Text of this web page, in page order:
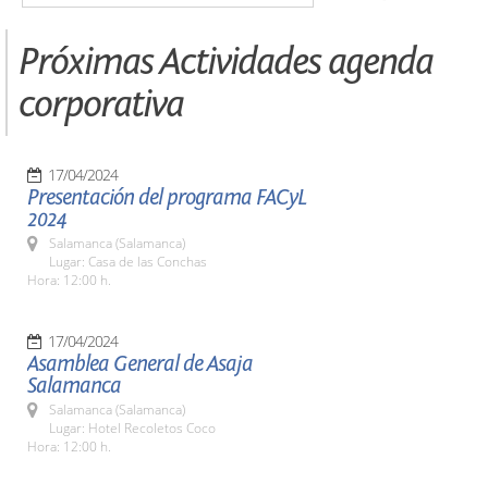
Próximas Actividades agenda
corporativa
17/04/2024
Presentación del programa FACyL
2024
Salamanca (Salamanca)
Lugar: Casa de las Conchas
Hora: 12:00 h.
17/04/2024
Asamblea General de Asaja
Salamanca
Salamanca (Salamanca)
Lugar: Hotel Recoletos Coco
Hora: 12:00 h.